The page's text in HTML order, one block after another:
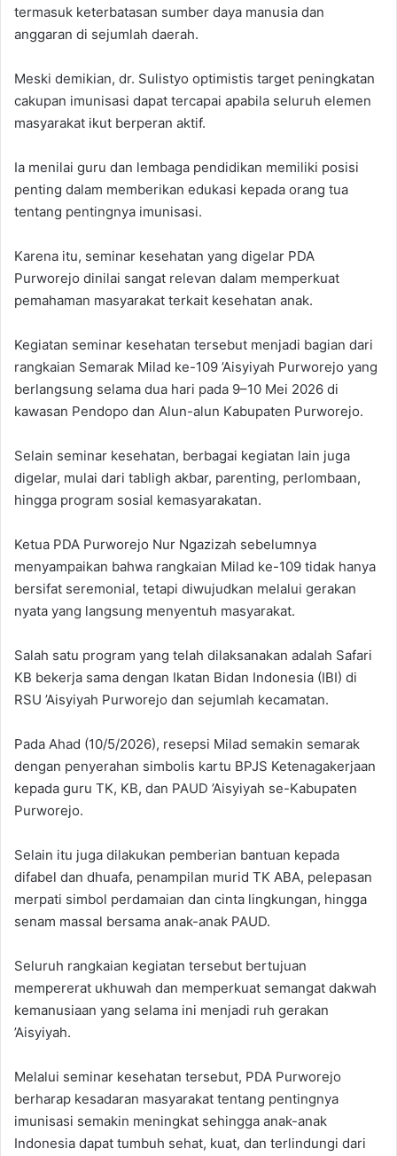
termasuk keterbatasan sumber daya manusia dan
anggaran di sejumlah daerah.
Meski demikian, dr. Sulistyo optimistis target peningkatan
cakupan imunisasi dapat tercapai apabila seluruh elemen
masyarakat ikut berperan aktif.
Ia menilai guru dan lembaga pendidikan memiliki posisi
penting dalam memberikan edukasi kepada orang tua
tentang pentingnya imunisasi.
Karena itu, seminar kesehatan yang digelar PDA
Purworejo dinilai sangat relevan dalam memperkuat
pemahaman masyarakat terkait kesehatan anak.
Kegiatan seminar kesehatan tersebut menjadi bagian dari
rangkaian Semarak Milad ke-109 ’Aisyiyah Purworejo yang
berlangsung selama dua hari pada 9–10 Mei 2026 di
kawasan Pendopo dan Alun-alun Kabupaten Purworejo.
Selain seminar kesehatan, berbagai kegiatan lain juga
digelar, mulai dari tabligh akbar, parenting, perlombaan,
hingga program sosial kemasyarakatan.
Ketua PDA Purworejo Nur Ngazizah sebelumnya
menyampaikan bahwa rangkaian Milad ke-109 tidak hanya
bersifat seremonial, tetapi diwujudkan melalui gerakan
nyata yang langsung menyentuh masyarakat.
Salah satu program yang telah dilaksanakan adalah Safari
KB bekerja sama dengan Ikatan Bidan Indonesia (IBI) di
RSU ’Aisyiyah Purworejo dan sejumlah kecamatan.
Pada Ahad (10/5/2026), resepsi Milad semakin semarak
dengan penyerahan simbolis kartu BPJS Ketenagakerjaan
kepada guru TK, KB, dan PAUD ’Aisyiyah se-Kabupaten
Purworejo.
Selain itu juga dilakukan pemberian bantuan kepada
difabel dan dhuafa, penampilan murid TK ABA, pelepasan
merpati simbol perdamaian dan cinta lingkungan, hingga
senam massal bersama anak-anak PAUD.
Seluruh rangkaian kegiatan tersebut bertujuan
mempererat ukhuwah dan memperkuat semangat dakwah
kemanusiaan yang selama ini menjadi ruh gerakan
’Aisyiyah.
Melalui seminar kesehatan tersebut, PDA Purworejo
berharap kesadaran masyarakat tentang pentingnya
imunisasi semakin meningkat sehingga anak-anak
Indonesia dapat tumbuh sehat, kuat, dan terlindungi dari